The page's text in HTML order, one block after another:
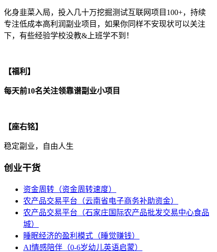
化身韭菜入局，投入几十万挖掘测试互联网项目100+，持续
专注低成本高利润副业项目，如果你同样不安现状可以关注
下，有些经验学校没教&上班学不到！
【福利】
每天前10名关注领靠谱副业小项目
【座右铭】
稳定副业，自由人生
创业干货
资金周转（资金周转速度）
农产品交易平台（云南省电子商务补助资金）
农产品交易平台（石家庄国际农产品批发交易中心食品
城）
睡眠经济的盈利模式（睡觉赚钱）
AI情感陪伴（0-6岁幼儿英语启蒙）